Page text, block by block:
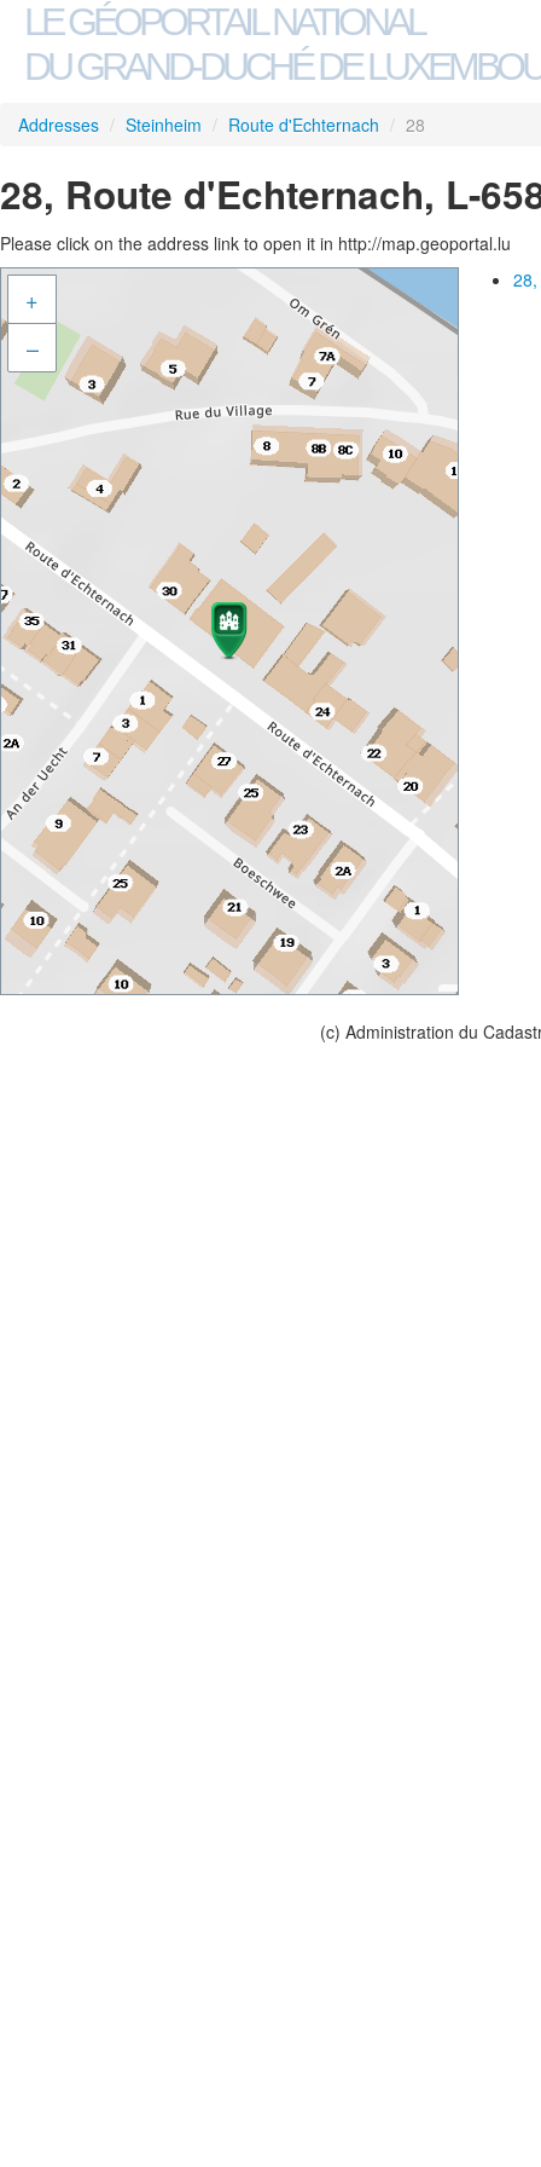
LE GÉOPORTAIL NATIONAL
DU GRAND-DUCHÉ DE
Addresses / Steinheim / Route d'Echternach / 28
28, Route d'Echternach, L-
Please click on the address link to open it in http://map.geoportal.lu
+
–
(c) Administration du